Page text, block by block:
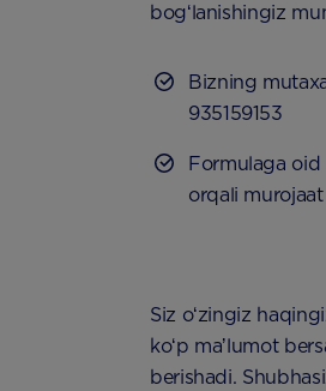
bogʻlanishingiz
Bizning
935159153
Formulaga
orqali
Siz oʻzingiz
koʻp maʼlumot
berishadi.